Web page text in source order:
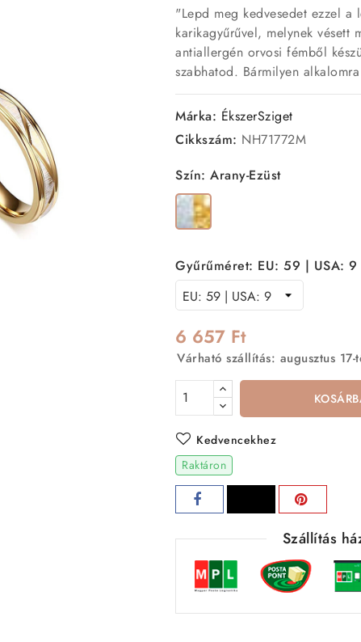
"Lepd meg kedvesedet ezzel a
karikagyűrűvel, melynek vésett
antiallergén orvosi fémből
szabhatod. Bármilyen
Márka: ÉkszerSziget
Cikkszám: NH71772M
Szín: Arany-Ezüst
Arany-
Ezüst
Gyűrűméret: EU: 59 | USA: 9
6 657 Ft
Várható szállítás: augusztus 17-
Kedvencekhez
Raktáron
Szállítás